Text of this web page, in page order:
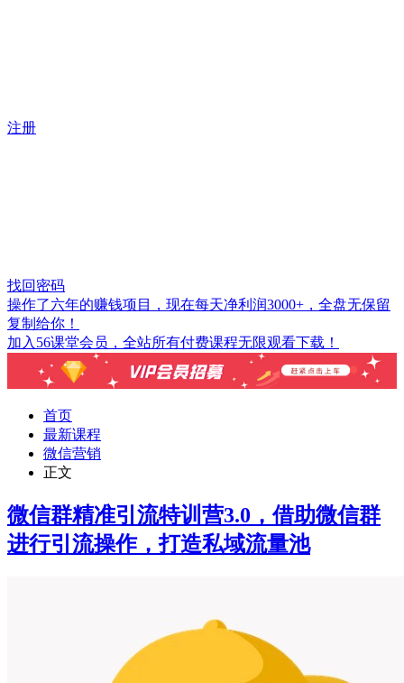
注册
找回密码
操作了六年的赚钱项目，现在每天净利润3000+，全盘无保留
复制给你！
加入56课堂会员，全站所有付费课程无限观看下载！
首页
最新课程
微信营销
正文
微信群精准引流特训营3.0，借助微信群
进行引流操作，打造私域流量池